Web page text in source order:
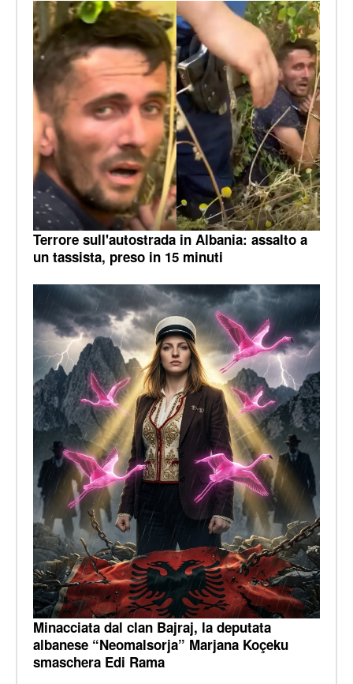
Terrore sull'autostrada in Albania: assalto a
un tassista, preso in 15 minuti
Minacciata dal clan Bajraj, la deputata
albanese “Neomalsorja” Marjana Koçeku
smaschera Edi Rama